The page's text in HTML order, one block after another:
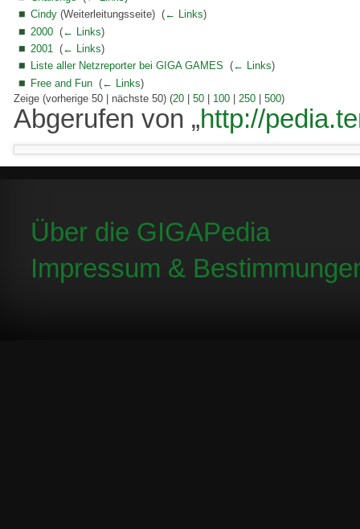
Cindy (Weiterleitungsseite) ‎(← Links)
2000 ‎(← Links)
2001 ‎(← Links)
Liste aller Netzreporter bei GIGA GAMES ‎(← Links)
Free and Fun ‎(← Links)
Zeige (vorherige 50 | nächste 50) (20 50 100 250 500)
Abgerufen von „http://
Über die GIGAPedia
Impressum &